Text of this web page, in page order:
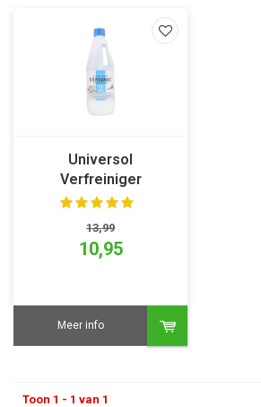
Universol
Verfreiniger
13,99
10,95
Meer info
Toon 1 - 1 van 1